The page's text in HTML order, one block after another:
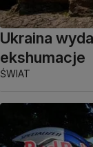
Ukraina
ekshumacje
ŚWIAT